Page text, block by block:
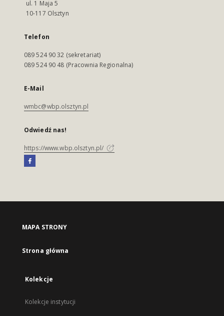
ul. 1 Maja 5
10-117 Olsztyn
Telefon
089 524 90 32 (sekretariat)
089 524 90 48 (Pracownia Regionalna)
E-Mail
wmbc@wbp.olsztyn.pl
Odwiedź nas!
https://www.wbp.olsztyn.pl/
MAPA STRONY
Strona główna
Kolekcje
Kolekcje instytucji